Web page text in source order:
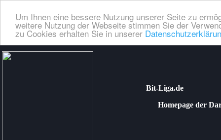
Um Ihnen eine bessere Nutzung unserer Seite zu
weitere Nutzung der Webseite stimmen Sie der
zu Cookies erhalten Sie in unserer
Bit-Liga.de
Homepage der